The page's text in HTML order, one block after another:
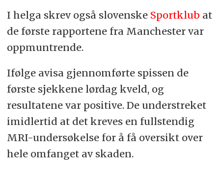
I helga skrev også slovenske Sportklub at
de første rapportene fra Manchester var
oppmuntrende.
Ifølge avisa gjennomførte spissen de
første sjekkene lørdag kveld, og
resultatene var positive. De understreket
imidlertid at det kreves en fullstendig
MRI-undersøkelse for å få oversikt over
hele omfanget av skaden.